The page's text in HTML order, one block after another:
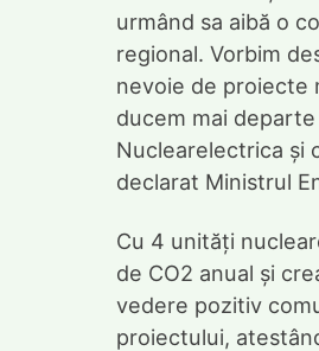
urmând sa aibă o
regional. Vorbim
nevoie de proiecte
ducem mai
Nuclearelectrica și
declarat Ministrul
Cu 4 unități
de CO2 anual și
vedere pozitiv
proiectului,